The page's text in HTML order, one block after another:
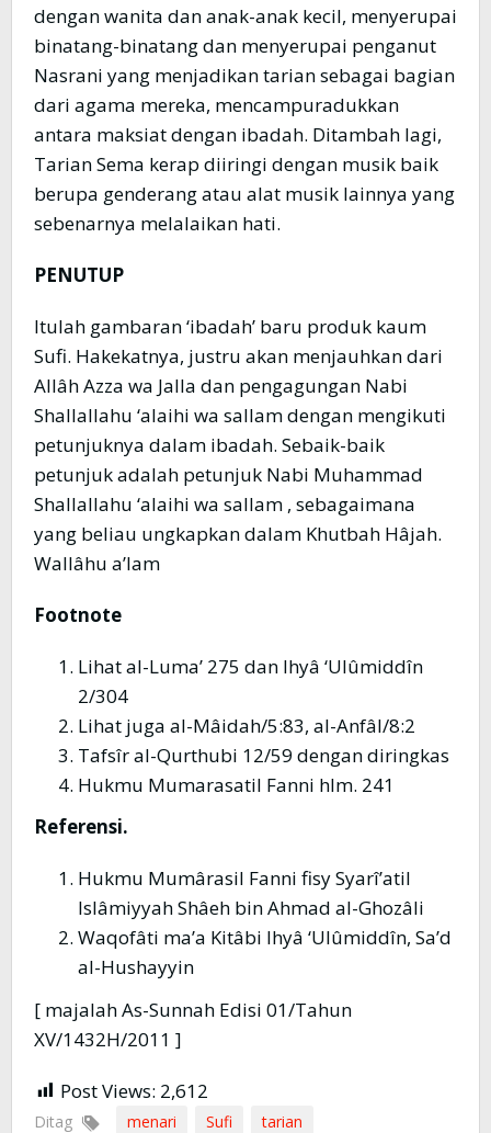
dengan wanita dan anak-anak kecil, menyerupai
binatang-binatang dan menyerupai penganut
Nasrani yang menjadikan tarian sebagai bagian
dari agama mereka, mencampuradukkan
antara maksiat dengan ibadah. Ditambah lagi,
Tarian Sema kerap diiringi dengan musik baik
berupa genderang atau alat musik lainnya yang
sebenarnya melalaikan hati.
PENUTUP
Itulah gambaran ‘ibadah’ baru produk kaum
Sufi. Hakekatnya, justru akan menjauhkan dari
Allâh Azza wa Jalla dan pengagungan Nabi
Shallallahu ‘alaihi wa sallam dengan mengikuti
petunjuknya dalam ibadah. Sebaik-baik
petunjuk adalah petunjuk Nabi Muhammad
Shallallahu ‘alaihi wa sallam , sebagaimana
yang beliau ungkapkan dalam Khutbah Hâjah.
Wallâhu a’lam
Footnote
Lihat al-Luma’ 275 dan Ihyâ ‘Ulûmiddîn
2/304
Lihat juga al-Mâidah/5:83, al-Anfâl/8:2
Tafsîr al-Qurthubi 12/59 dengan diringkas
Hukmu Mumarasatil Fanni hlm. 241
Referensi.
Hukmu Mumârasil Fanni fisy Syarî’atil
Islâmiyyah Shâeh bin Ahmad al-Ghozâli
Waqofâti ma’a Kitâbi Ihyâ ‘Ulûmiddîn, Sa’d
al-Hushayyin
[ majalah As-Sunnah Edisi 01/Tahun
XV/1432H/2011 ]
Post Views: 2,612
Ditag menari Sufi tarian